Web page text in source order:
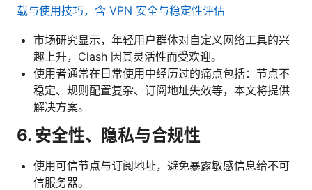
载与使用技巧，含 VPN 安全与稳定性评估
市场研究显示，年轻用户群体对自定义网络工具的兴
趣上升，Clash 因其灵活性而受欢迎。
使用者通常在日常使用中经历过的痛点包括：节点不
稳定、规则配置复杂、订阅地址失效等，本文将提供
解决方案。
6. 安全性、隐私与合规性
使用可信节点与订阅地址，避免暴露敏感信息给不可
信服务器。